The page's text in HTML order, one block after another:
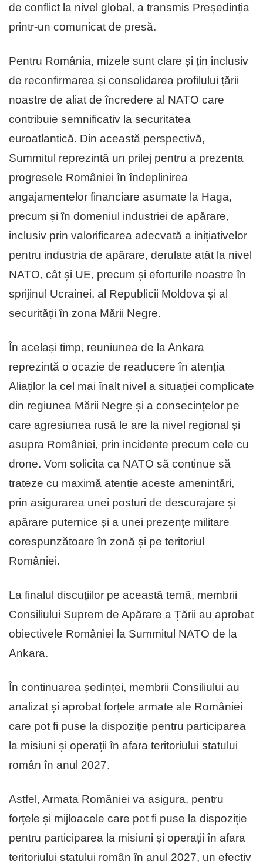
de conflict la nivel global, a transmis Președinția
printr-un comunicat de presă.
Pentru România, mizele sunt clare și țin inclusiv
de reconfirmarea și consolidarea profilului țării
noastre de aliat de încredere al NATO care
contribuie semnificativ la securitatea
euroatlantică. Din această perspectivă,
Summitul reprezintă un prilej pentru a prezenta
progresele României în îndeplinirea
angajamentelor financiare asumate la Haga,
precum și în domeniul industriei de apărare,
inclusiv prin valorificarea adecvată a inițiativelor
pentru industria de apărare, derulate atât la nivel
NATO, cât și UE, precum și eforturile noastre în
sprijinul Ucrainei, al Republicii Moldova și al
securității în zona Mării Negre.
În același timp, reuniunea de la Ankara
reprezintă o ocazie de readucere în atenția
Aliaților la cel mai înalt nivel a situației complicate
din regiunea Mării Negre și a consecințelor pe
care agresiunea rusă le are la nivel regional și
asupra României, prin incidente precum cele cu
drone. Vom solicita ca NATO să continue să
trateze cu maximă atenție aceste amenințări,
prin asigurarea unei posturi de descurajare și
apărare puternice și a unei prezențe militare
corespunzătoare în zonă și pe teritoriul
României.
La finalul discuțiilor pe această temă, membrii
Consiliului Suprem de Apărare a Țării au aprobat
obiectivele României la Summitul NATO de la
Ankara.
În continuarea ședinței, membrii Consiliului au
analizat și aprobat forțele armate ale României
care pot fi puse la dispoziție pentru participarea
la misiuni și operații în afara teritoriului statului
român în anul 2027.
Astfel, Armata României va asigura, pentru
forțele și mijloacele care pot fi puse la dispoziție
pentru participarea la misiuni și operații în afara
teritoriului statului român în anul 2027, un efectiv